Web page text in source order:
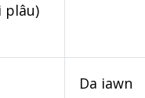
plâu)
Da iawn